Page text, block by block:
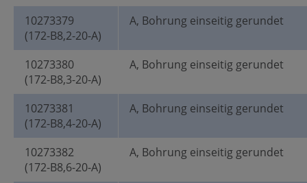
10273379
(172-B8,2-20-A)
A, Bohrung einseitig gerundet
10273380
(172-B8,3-20-A)
A, Bohrung einseitig gerundet
10273381
(172-B8,4-20-A)
A, Bohrung einseitig gerundet
10273382
(172-B8,6-20-A)
A, Bohrung einseitig gerundet